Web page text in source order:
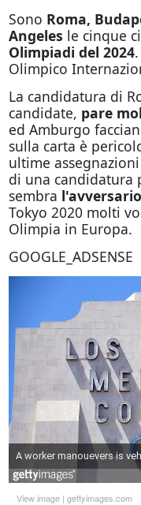
Sono Roma,
Angeles le cinque
Olimpiadi del 2024
Olimpico
La candidatura di
candidate, pare
ed Amburgo
sulla carta è
ultime
di una candidatura
sembra
Tokyo 2020 molti
Olimpia in Europa.
GOOGLE_ADSENSE
View image| gettyimages.com